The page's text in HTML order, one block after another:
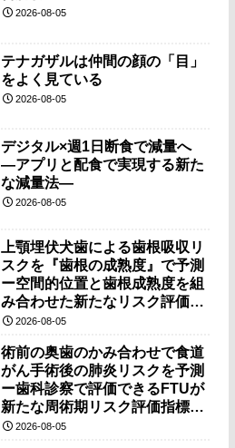
2026-08-05
テナガザルは仲間の顔の「目」
をよく見ている
2026-08-05
デジタル×週1日断食で減量へ
―アプリと配食で実現する新た
な減量法―
2026-08-05
上顎埋伏犬歯による歯根吸収リ
スクを『歯根の成熟度』で予測
ー空間的位置と歯根成熟度を組
み合わせた新たなリスク評価法
を提案ー
2026-08-05
術前の奥歯のかみ合わせで食道
がん手術後の肺炎リスクを予測
ー歯科診察で評価できるFTUが
新たな周術期リスク評価指標と
なる可能性ー
2026-08-05